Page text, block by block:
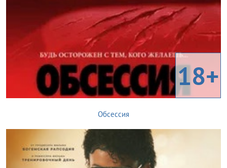
18+
Обсессия